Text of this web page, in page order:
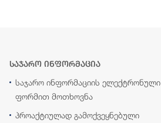
საჯარო ინფორმაცია
საჯარო ინფორმაციის ელექტრონული
ფორმით მოთხოვნა
პროაქტიულად გამოქვეყნებული